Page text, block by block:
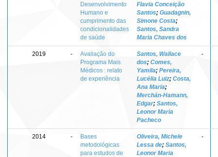
Desenvolvimento
Humano e
cumprimento das
condicionalidades
de saúde
Flavia Conceição
Santos; Guadagnin,
Simone Costa;
Santos, Sandra
Maria Chaves dos
2019 -
Avaliação do
Programa Mais
Médicos : relato
de experiência
Santos, Wallace
dos; Comes,
Yamila; Pereira,
Lucélia Luiz; Costa,
Ana Maria;
Merchán-Hamann,
Edgar; Santos,
Leonor Maria
Pacheco
-
2014 -
Bases
metodológicas
para estudos de
Oliveira, Michele
Lessa de; Santos,
Leonor Maria
-